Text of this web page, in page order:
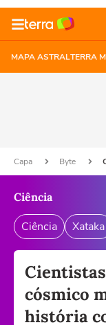
MAPA ASTRALTERRA
Capa Byte
Ciência
Ciência Xataka
cósmico
história